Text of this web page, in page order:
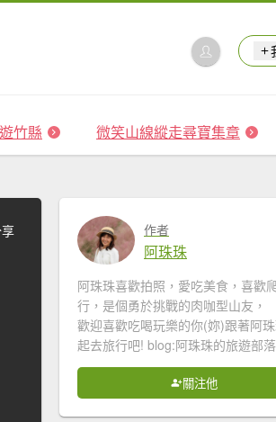
竹縣 微笑山線縱走尋寶集章
作者
阿珠珠
阿珠珠喜歡拍照，愛吃美食，喜歡
行，是個勇於挑戰的肉咖型山友，
歡迎喜歡吃喝玩樂的你(妳)跟著阿
起去旅行吧! blog:阿珠珠的旅遊部
關注他